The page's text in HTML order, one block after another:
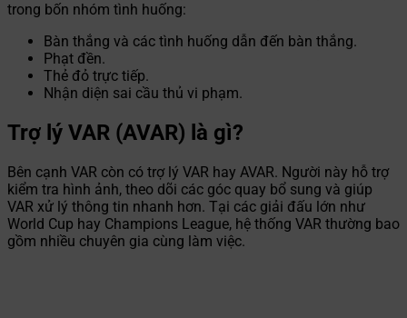
trong bốn nhóm tình huống:
Bàn thắng và các tình huống dẫn đến bàn thắng.
Phạt đền.
Thẻ đỏ trực tiếp.
Nhận diện sai cầu thủ vi phạm.
Trợ lý VAR (AVAR) là gì?
Bên cạnh VAR còn có trợ lý VAR hay AVAR. Người này hỗ trợ
kiểm tra hình ảnh, theo dõi các góc quay bổ sung và giúp
VAR xử lý thông tin nhanh hơn. Tại các giải đấu lớn như
World Cup hay Champions League, hệ thống VAR thường bao
gồm nhiều chuyên gia cùng làm việc.